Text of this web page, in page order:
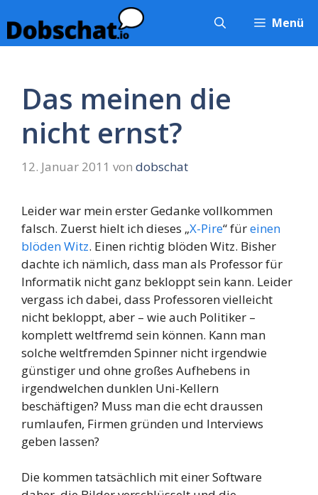
Inhalt
springen
Menü
Das meinen die
nicht ernst?
12. Januar 2011 von dobschat
Leider war mein erster Gedanke vollkommen
falsch. Zuerst hielt ich dieses „X-Pire“ füreinen
blöden Witz. Einen richtig blöden Witz. Bisher
dachte ich nämlich, dass man als Professor für
Informatik nicht ganz bekloppt sein kann. Leider
vergass ich dabei, dass Professoren vielleicht
nicht bekloppt, aber – wie auch Politiker –
komplett weltfremd sein können. Kann man
solche weltfremden Spinner nicht irgendwie
günstiger und ohne großes Aufhebens in
irgendwelchen dunklen Uni-Kellern
beschäftigen? Muss man die echt draussen
rumlaufen, Firmen gründen und Interviews
geben lassen?
Die kommen tatsächlich mit einer Software